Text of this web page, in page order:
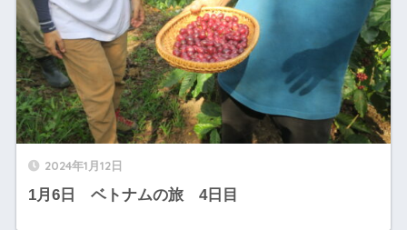
2024年1月12日
1月6日 ベトナムの旅 4日目